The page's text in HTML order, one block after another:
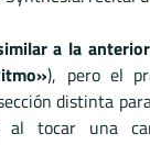
a la anterior
), pero el
distinta
al tocar una